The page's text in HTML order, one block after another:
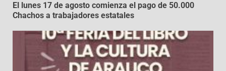
El lunes 17 de agosto comienza el pago de 50.000
Chachos a trabajadores estatales